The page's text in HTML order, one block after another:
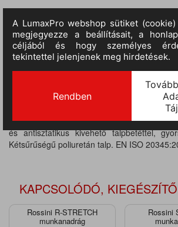
Fémmentes munkacipő fekete nubuk
színű varrással, fekete belső béléssel,
kompozit orrmerevítővel, nem fémes
és antisztatikus kivehető talpbetéttel,
Kétsűrűségű poliuretán talp. EN ISO
KAPCSOLÓDÓ,
Rossini R-STRETCH
munkanadrág
Rossini